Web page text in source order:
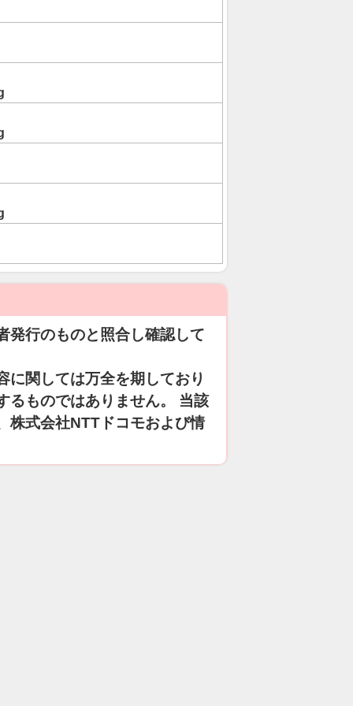
発行のものと照合し確認して
に関しては万全を期しており
るものではありません。 当該
株式会社NTTドコモおよび情